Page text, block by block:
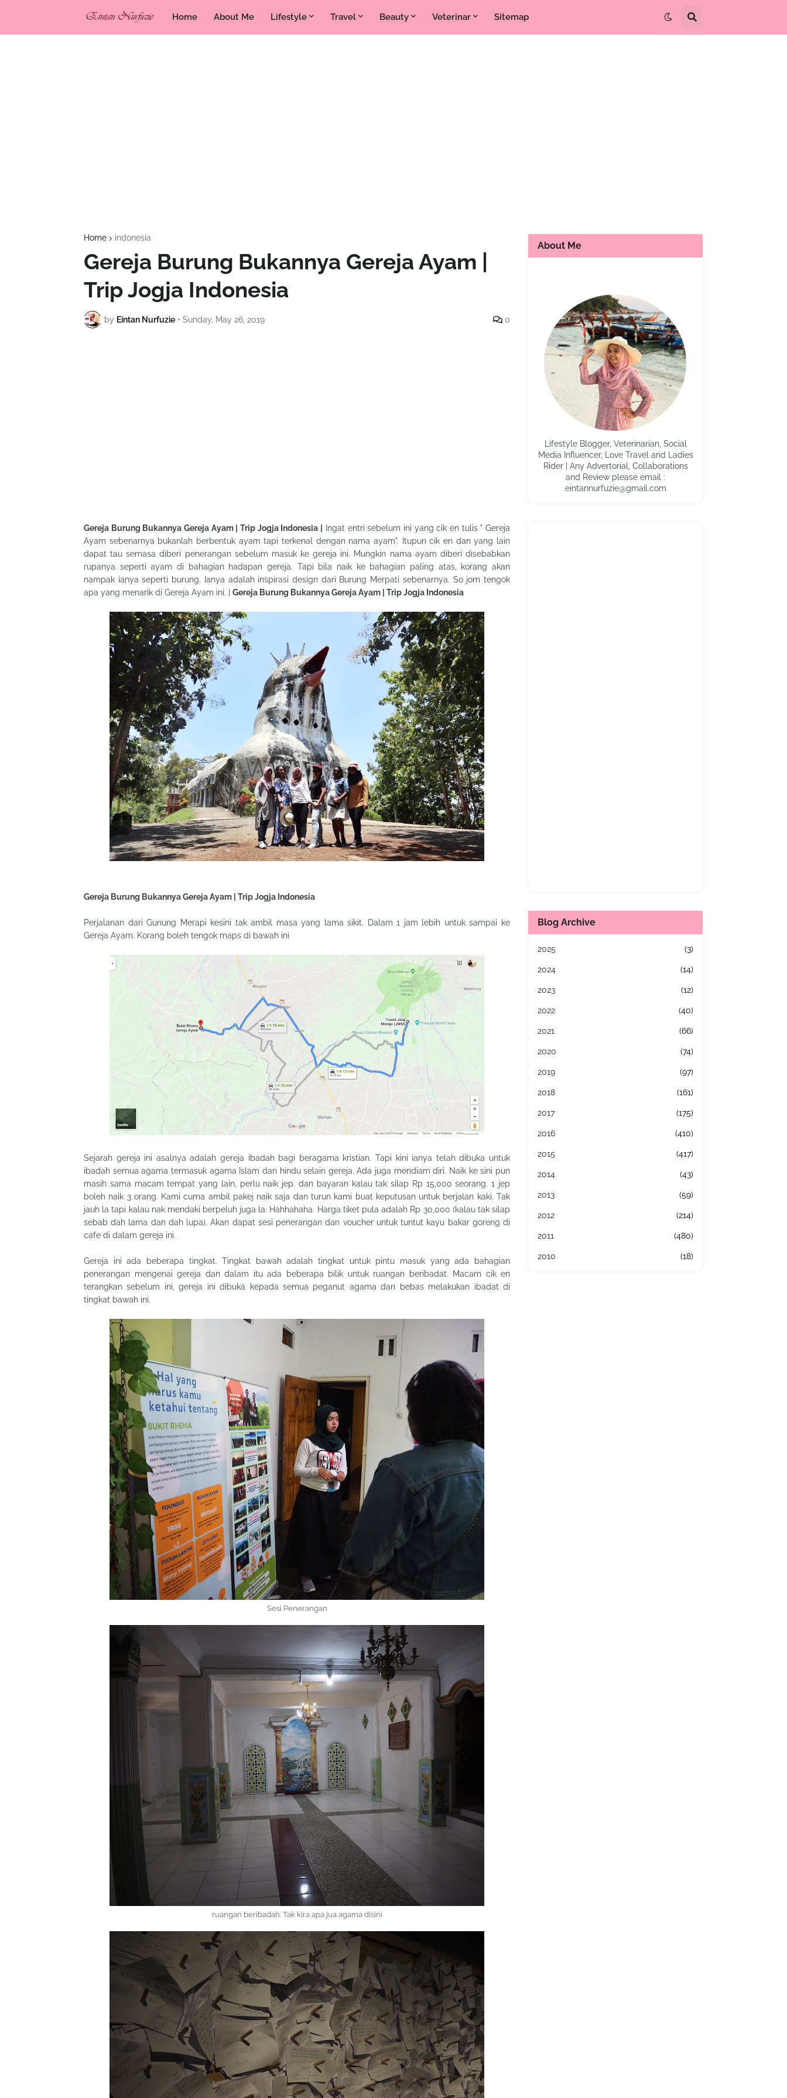
Home About Me Lifestyle Travel Beauty Veterinar Sitemap
Home indonesia
Gereja Burung Bukannya Gereja Ayam |
Trip Jogja Indonesia
by Eintan Nurfuzie • Sunday, May 26, 2019 0
Gereja Burung Bukannya Gereja Ayam | Trip Jogja Indonesia | Ingat entri sebelum ini yang cik en tulis "Gereja
Ayam sebenarnya bukanlah berbentuk ayam tapi terkenal dengan nama ayam". Itupun cik en dan yang lain
dapat tau semasa diberi penerangan sebelum masuk ke gereja ini. Mungkin nama ayam diberi disebabkan
rupanya seperti ayam di bahagian hadapan gereja. Tapi bila naik ke bahagian paling atas, korang akan
nampak ianya seperti burung. Ianya adalah inspirasi design dari Burung Merpati sebenarnya. So jom tengok
apa yang menarik di Gereja Ayam ini. | Gereja Burung Bukannya Gereja Ayam | Trip Jogja Indonesia
Gereja Burung Bukannya Gereja Ayam | Trip Jogja Indonesia
Perjalanan dari Gunung Merapi kesini tak ambil masa yang lama sikit. Dalam 1 jam lebih untuk sampai ke
Gereja Ayam. Korang boleh tengok maps di bawah ini
Sejarah gereja ini asalnya adalah gereja ibadah bagi beragama kristian. Tapi kini ianya telah dibuka untuk
ibadah semua agama termasuk agama Islam dan hindu selain gereja. Ada juga mendiam diri. Naik ke sini pun
masih sama macam tempat yang lain, perlu naik jep. dan bayaran kalau tak silap Rp 15,000 seorang. 1 jep
boleh naik 3 orang. Kami cuma ambil pakej naik saja dan turun kami buat keputusan untuk berjalan kaki. Tak
jauh la tapi kalau nak mendaki berpeluh juga la. Hahhahaha. Harga tiket pula adalah Rp 30,000 (kalau tak silap
sebab dah lama dan dah lupa). Akan dapat sesi penerangan dan voucher untuk tuntut kayu bakar goreng di
cafe di dalam gereja ini.
Gereja ini ada beberapa tingkat. Tingkat bawah adalah tingkat untuk pintu masuk yang ada bahagian
penerangan mengenai gereja dan dalam itu ada beberapa bilik untuk ruangan beribadat. Macam cik en
terangkan sebelum ini, gereja ini dibuka kepada semua peganut agama dan bebas melakukan ibadat di
tingkat bawah ini.
Sesi Penerangan
ruangan beribadah. Tak kira apa jua agama disini
About Me
Lifestyle Blogger, Veterinarian, Social
Media Influencer, Love Travel and Ladies
Rider | Any Advertorial, Collaborations
and Review please email :
eintannurfuzie@gmail.com
Blog Archive
2025 (3)
2024 (14)
2023 (12)
2022 (40)
2021 (66)
2020 (74)
2019 (97)
2018 (161)
2017 (175)
2016 (410)
2015 (417)
2014 (43)
2013 (59)
2012 (214)
2011 (480)
2010 (18)